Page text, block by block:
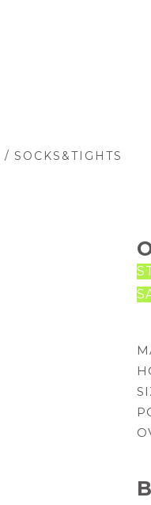
/ SOCKS&TIGHTS